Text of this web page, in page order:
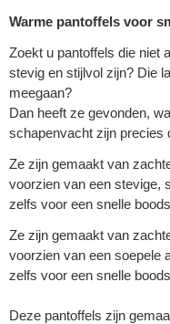
Warme pantoffels voor
Zoekt u pantoffels die niet
stevig en stijlvol zijn? Die
meegaan?
Dan heeft ze gevonden,
schapenvacht zijn precies
Ze zijn gemaakt van
voorzien van een stevige,
zelfs voor een snelle
Ze zijn gemaakt van
voorzien van een soepele
zelfs voor een snelle
Deze pantoffels zijn